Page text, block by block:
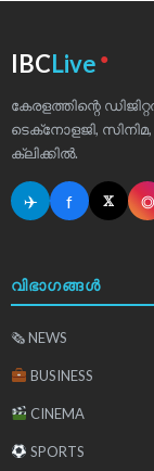
IBCLive ●
കേരളത്തിന്റെ
ടെക്‌നോളജി,
ക്ലിക്കിൽ.
✈ f 𝕏 ◎
വിഭാഗങ്ങൾ
🗞 NEWS
BUSINESS
CINEMA
SPORTS